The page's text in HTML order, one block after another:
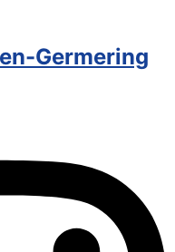
Germering